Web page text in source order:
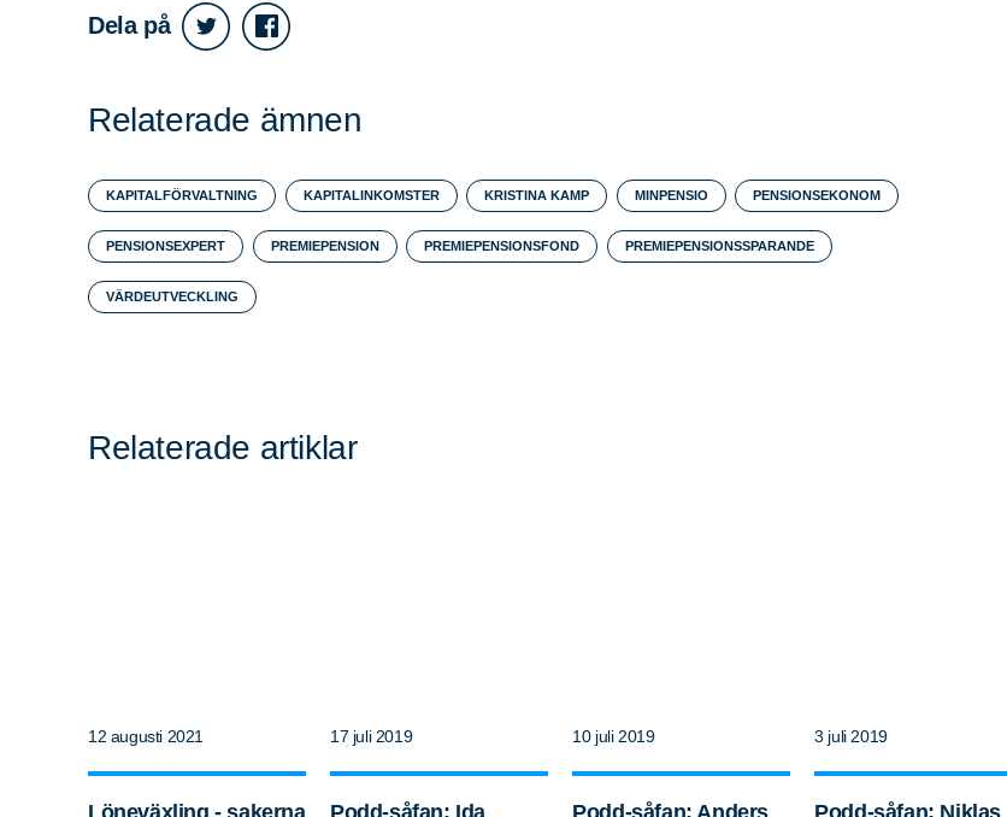
Dela på
Relaterade ämnen
KAPITALFÖRVALTNING KAPITALINKOMSTER KRISTINA KAMP MINPENSIO PENSIONSEKONOM
PENSIONSEXPERT PREMIEPENSION PREMIEPENSIONSFOND PREMIEPENSIONSSPARANDE
VÄRDEUTVECKLING
Relaterade artiklar
12 augusti 2021
Löneväxling - sakerna
17 juli 2019
Podd-såfan: Ida
10 juli 2019
Podd-såfan: Anders
3 juli 2019
Podd-såfan: Niklas